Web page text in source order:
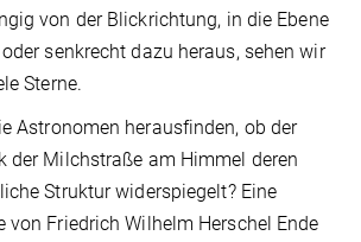
von der Blickrichtung, in die Ebene
senkrecht dazu heraus, sehen wir
Sterne.
Astronomen herausfinden, ob der
der Milchstraße am Himmel deren
Struktur widerspiegelt? Eine
von Friedrich Wilhelm Herschel Ende